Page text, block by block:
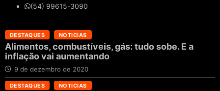
(54) 99615-3090
DESTAQUES NOTICIAS
Alimentos, combustíveis, gás: tudo sobe. E a
inflação vai aumentando
9 de dezembro de 2020
DESTAQUES NOTICIAS